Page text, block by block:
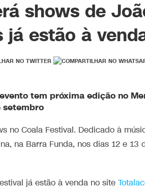
shows de
já estão à
tem próxima edição no
setembro
no Coala Festival. Dedicado à
na Barra Funda, nos dias 12 e 13
já estão à venda no site